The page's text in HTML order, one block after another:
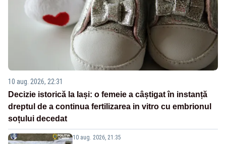
10 aug. 2026, 22:31
Decizie istorică la Iași: o femeie a câștigat în instanță
dreptul de a continua fertilizarea in vitro cu embrionul
soțului decedat
10 aug. 2026, 21:35